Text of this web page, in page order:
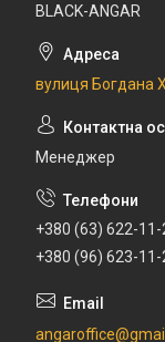
BLACK-ANGAR
вулиця Богдана
Менеджер
+380 (63) 622-11-
+380 (96) 623-11-